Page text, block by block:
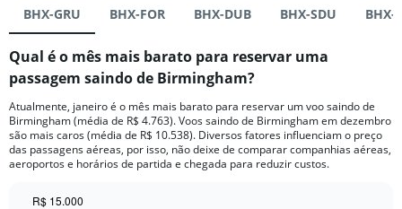
BHX-GRU BHX-FOR BHX-DUB BHX-SDU BHX-
Qual é o mês mais barato para reservar uma
passagem saindo de Birmingham?
Atualmente, janeiro é o mês mais barato para reservar um voo saindo de
Birmingham (média de R$ 4.763). Voos saindo de Birmingham em dezembro
são mais caros (média de R$ 10.538). Diversos fatores influenciam o preço
das passagens aéreas, por isso, não deixe de comparar companhias aéreas,
aeroportos e horários de partida e chegada para reduzir custos.
R$ 15.000